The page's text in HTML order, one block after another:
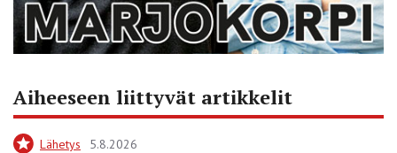
Aiheeseen liittyvät artikkelit
Lähetys 5.8.2026